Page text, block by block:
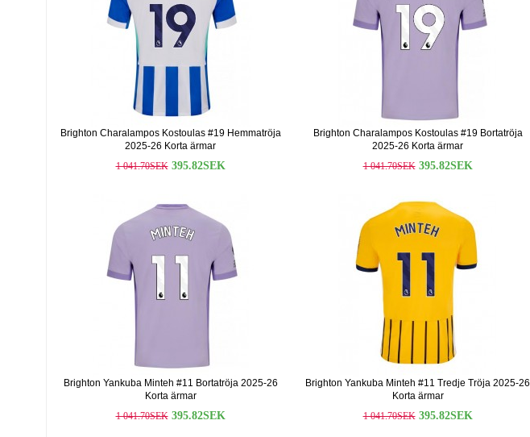
Brighton Charalampos Kostoulas #19 Hemmatröja
2025-26 Korta ärmar
1 041.70SEK 395.82SEK
Brighton Charalampos Kostoulas #19 Bortatröja
2025-26 Korta ärmar
1 041.70SEK 395.82SEK
Brighton Yankuba Minteh #11 Bortatröja 2025-26
Korta ärmar
1 041.70SEK 395.82SEK
Brighton Yankuba Minteh #11 Tredje Tröja 2025-26
Korta ärmar
1 041.70SEK 395.82SEK